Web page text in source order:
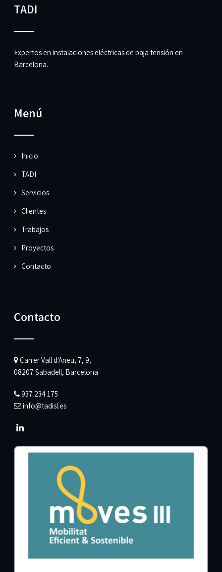
TADI
Expertos eninstalaciones eléctricas de baja tensión en
Barcelona.
Menú
Inicio
TADI
Servicios
Clientes
Trabajos
Proyectos
Contacto
Contacto
Carrer Vall d'Aneu, 7, 9,
08207 Sabadell, Barcelona
937 234 175
info@tadisl.es